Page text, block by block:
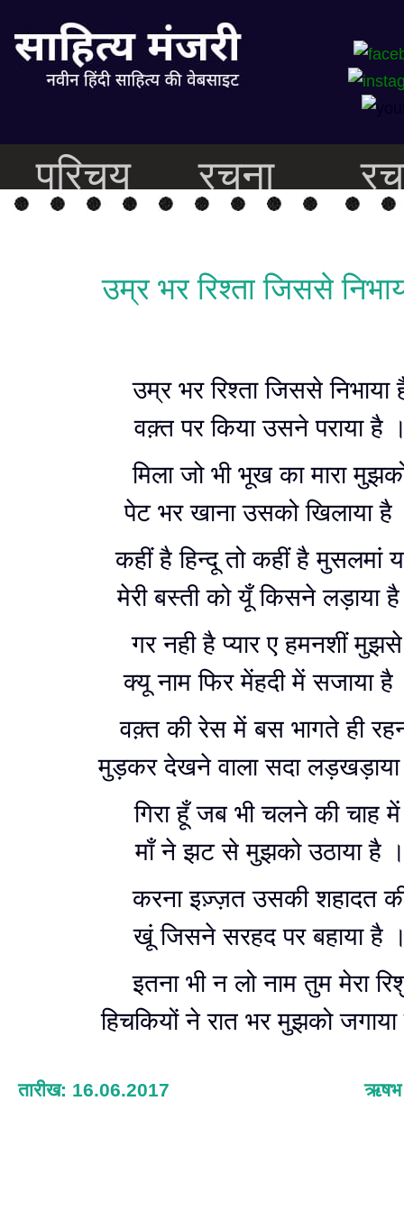
परिचय रचना
उम्र भर रिश्ता जिससे
उम्र भर रिश्ता जिससे निभाया
वक़्त पर किया उसने पराया है
मिला जो भी भूख का मारा
पेट भर खाना उसको खिलाया है
कहीं है हिन्दू तो कहीं है मुसलमां
मेरी बस्ती को यूँ किसने लड़ाया
गर नही है प्यार ए हमनशीं
क्यू नाम फिर मेंहदी में सजाया है
वक़्त की रेस में बस भागते ही
मुड़कर देखने वाला सदा
गिरा हूँ जब भी चलने की चाह
माँ ने झट से मुझको उठाया है
करना इज़्ज़त उसकी शहादत
खूं जिसने सरहद पर बहाया है
इतना भी न लो नाम तुम मेरा
हिचकियों ने रात भर मुझको
तारीख: 16.06.2017 ऋषभ